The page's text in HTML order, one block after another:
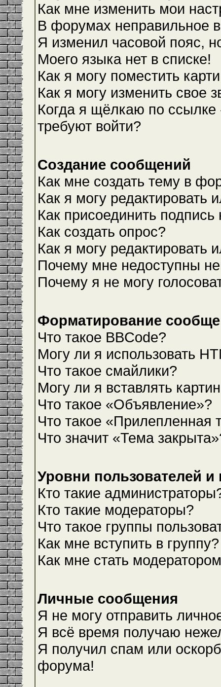
Как мне изменить мои
В форумах неправильное
Я изменил часовой пояс,
Моего языка нет в списке!
Как я могу поместить
Как я могу изменить свое
Когда я щёлкаю по ссылке
требуют войти?
Создание сообщений
Как мне создать тему в
Как я могу редактировать
Как присоединить
Как создать опрос?
Как я могу редактировать
Почему мне недоступны
Почему я не могу
Форматирование
Что такое BBCode?
Могу ли я использовать
Что такое смайлики?
Могу ли я вставлять
Что такое «Объявление»?
Что такое «Прилепленная
Что значит «Тема
Уровни пользователей и
Кто такие
Кто такие модераторы?
Что такое группы
Как мне вступить в группу?
Как мне стать
Личные сообщения
Я не могу отправить
Я всё время получаю
Я получил спам или
форума!